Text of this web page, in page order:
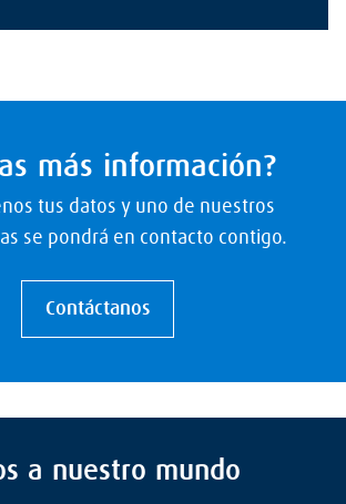
más información?
tus datos y uno de nuestros
se pondrá en contacto contigo.
Contáctanos
a nuestro mundo